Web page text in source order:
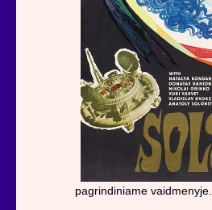
pagrindiniame vaidmenyje.